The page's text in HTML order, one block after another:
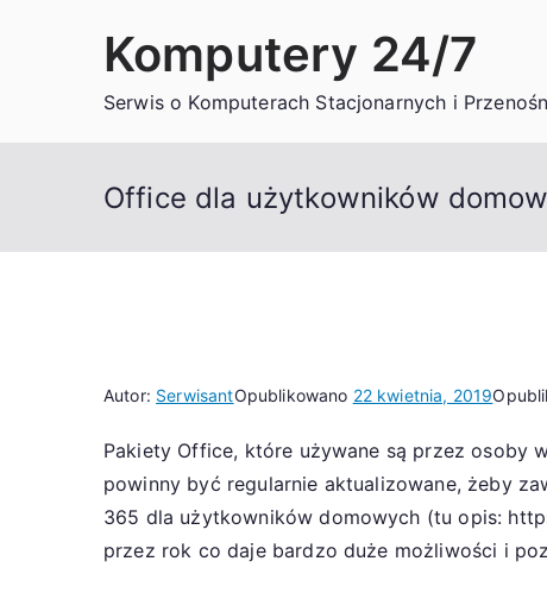
Komputery 24/7
Serwis o Komputerach Stacjonarnych i
Office dla użytkowników
Autor: SerwisantOpublikowano 22 kwietnia, 2019
Pakiety Office, które używane są przez osoby
powinny być regularnie aktualizowane, żeby
365 dla użytkowników domowych (tu opis:
przez rok co daje bardzo duże możliwości i